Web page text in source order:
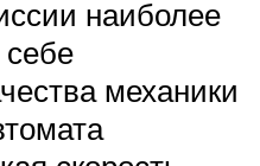
наиболее
себе
механики